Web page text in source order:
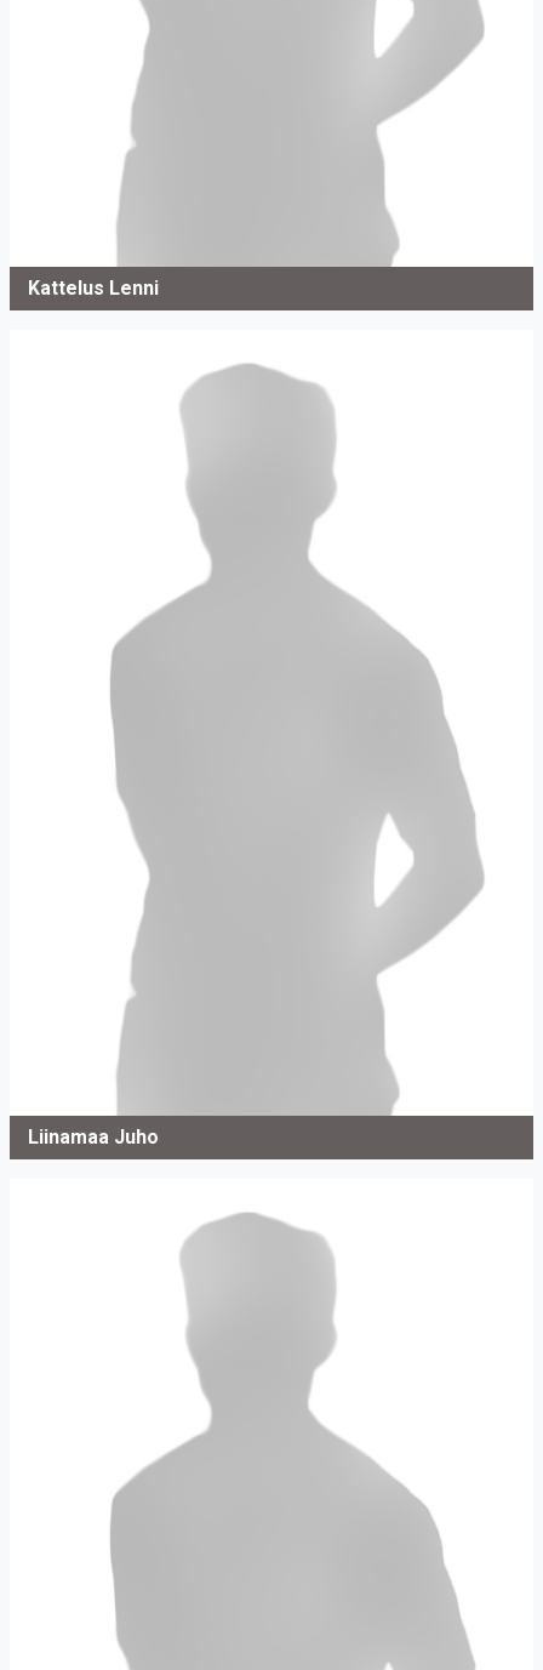
Kattelus Lenni
Liinamaa Juho